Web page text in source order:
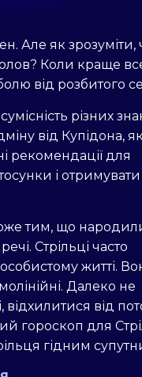
Але як зрозуміти,
Коли краще
від розбитого
різних
від Купідона,
рекомендації для
і отримувати
тим, що
Стрільці часто
житті.
Далеко не
від
гороскоп для
гідним